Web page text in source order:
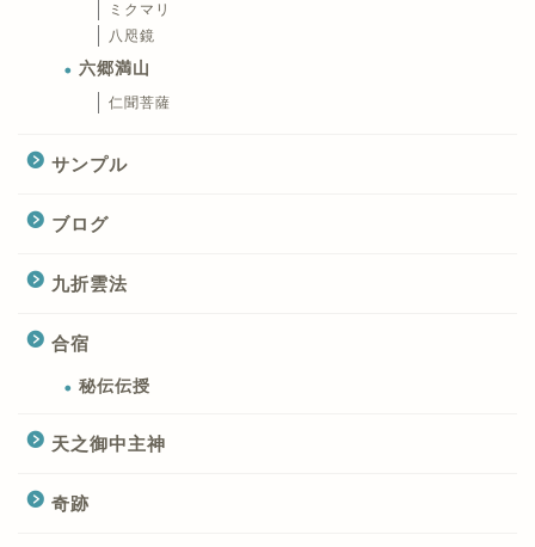
ミクマリ
八咫鏡
六郷満山
仁聞菩薩
サンプル
ブログ
九折雲法
合宿
秘伝伝授
天之御中主神
奇跡